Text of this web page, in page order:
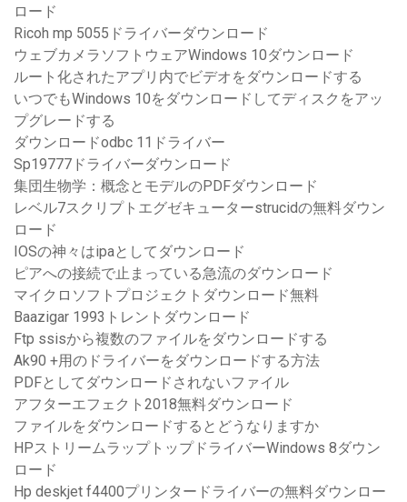
ロード
Ricoh mp 5055ドライバーダウンロード
ウェブカメラソフトウェアWindows 10ダウンロード
ルート化されたアプリ内でビデオをダウンロードする
いつでもWindows 10をダウンロードしてディスクをアッ
プグレードする
ダウンロードodbc 11ドライバー
Sp19777ドライバーダウンロード
集団生物学：概念とモデルのPDFダウンロード
レベル7スクリプトエグゼキューターstrucidの無料ダウン
ロード
IOSの神々はipaとしてダウンロード
ピアへの接続で止まっている急流のダウンロード
マイクロソフトプロジェクトダウンロード無料
Baazigar 1993トレントダウンロード
Ftp ssisから複数のファイルをダウンロードする
Ak90 +用のドライバーをダウンロードする方法
PDFとしてダウンロードされないファイル
アフターエフェクト2018無料ダウンロード
ファイルをダウンロードするとどうなりますか
HPストリームラップトップドライバーWindows 8ダウン
ロード
Hp deskjet f4400プリンタードライバーの無料ダウンロー